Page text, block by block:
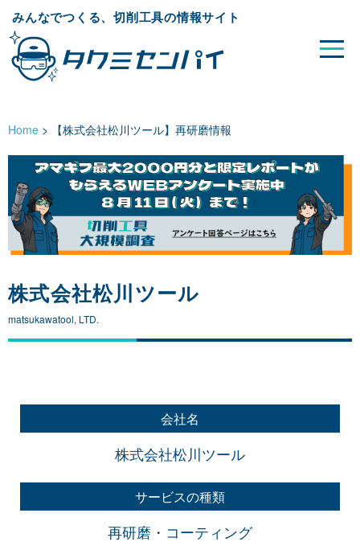
みんなでつくる、切削工具の情報サイト
Home > 【株式会社松川ツール】再研磨情報
株式会社松川ツール
matsukawatool, LTD.
会社名
株式会社松川ツール
サービスの種類
再研磨・コーティング